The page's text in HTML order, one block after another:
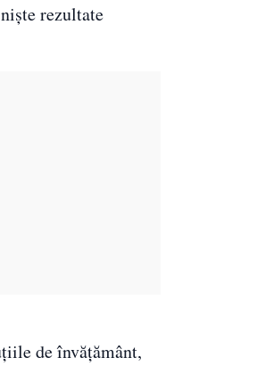
rezultate
de învățământ,